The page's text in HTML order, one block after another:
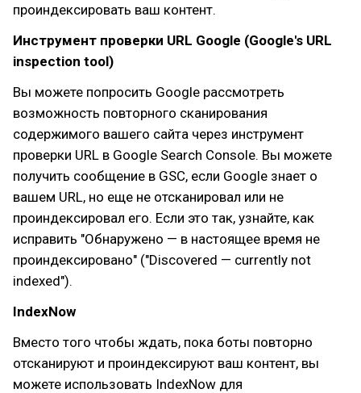
проиндексировать ваш контент.
Инструмент проверки URL Google (Google's URL
inspection tool)
Вы можете попросить Google рассмотреть
возможность повторного сканирования
содержимого вашего сайта через инструмент
проверки URL в Google Search Console. Вы можете
получить сообщение в GSC, если Google знает о
вашем URL, но еще не отсканировал или не
проиндексировал его. Если это так, узнайте, как
исправить "Обнаружено — в настоящее время не
проиндексировано" ("Discovered — currently not
indexed").
IndexNow
Вместо того чтобы ждать, пока боты повторно
отсканируют и проиндексируют ваш контент, вы
можете использовать IndexNow для